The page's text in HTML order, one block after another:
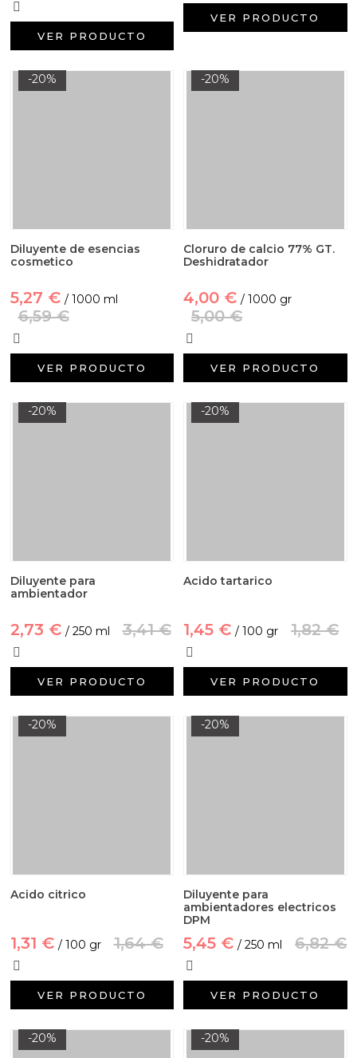
VER PRODUCTO
VER PRODUCTO
-20%
Diluyente de esencias
cosmetico
5,27 € / 1000 ml
6,59 €
VER PRODUCTO
-20%
Cloruro de calcio 77% GT.
Deshidratador
4,00 € / 1000 gr
5,00 €
VER PRODUCTO
-20%
Diluyente para
ambientador
2,73 € / 250 ml 3,41 €
VER PRODUCTO
-20%
Acido tartarico
1,45 € / 100 gr 1,82 €
VER PRODUCTO
-20%
Acido citrico
1,31 € / 100 gr 1,64 €
VER PRODUCTO
-20%
Diluyente para
ambientadores electricos
DPM
5,45 € / 250 ml 6,82 €
VER PRODUCTO
-20% -20%